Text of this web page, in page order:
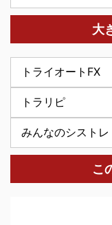
大
トライオートFX
トラリピ
みんなのシストレ
こ